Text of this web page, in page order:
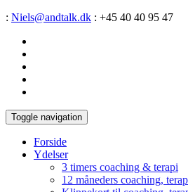
: Niels@andtalk.dk : +45 40 40 95 47
Toggle navigation
Forside
Ydelser
3 timers coaching & terapi
12 måneders coaching,